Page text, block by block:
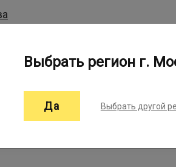
Производители
Выбрать регион г.
Да Выбрать другой